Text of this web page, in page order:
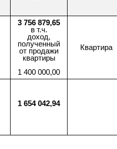
3 756 879,65
в т.ч.
доход,
полученный
от продажи
квартиры
1 400 000,00
Квартира
1 654 042,94